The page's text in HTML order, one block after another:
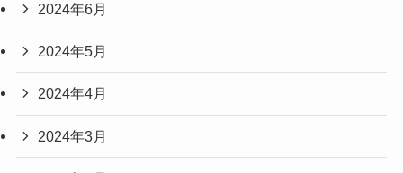
2024年6月
2024年5月
2024年4月
2024年3月